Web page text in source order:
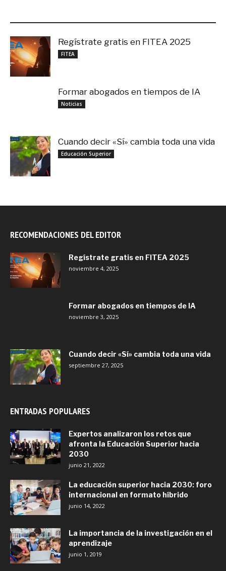
Regístrate gratis en FITEA 2025
FITEA
Formar abogados en tiempos de IA
Noticias
Cuando decir «Sí» cambia toda una vida
Educación Superior
RECOMENDACIONES DEL EDITOR
Regístrate gratis en FITEA 2025
noviembre 4, 2025
Formar abogados en tiempos de IA
noviembre 3, 2025
Cuando decir «Sí» cambia toda una vida
septiembre 27, 2025
ENTRADAS POPULARES
Expertos analizaron los retos que
afronta la Educación Superior hacia
2030
junio 21, 2022
La educación superior hacia 2030: foro
internacional en formato híbrido
junio 14, 2022
La importancia de la investigación en el
aprendizaje
junio 1, 2019